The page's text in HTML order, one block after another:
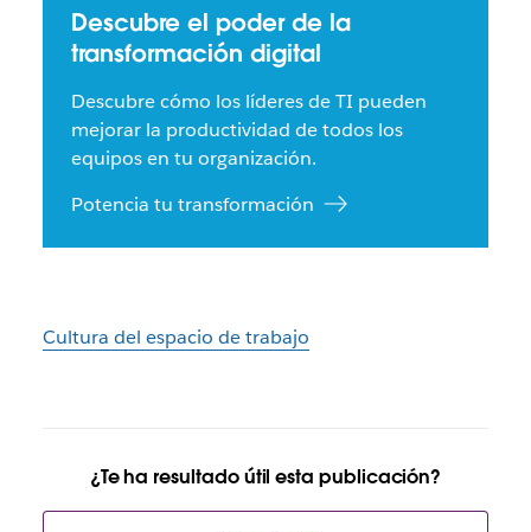
Descubre el poder de la
transformación digital
Descubre cómo los líderes de TI pueden
mejorar la productividad de todos los
equipos en tu organización.
Potencia tu transformación
Cultura del espacio de trabajo
¿Te ha resultado útil esta publicación?